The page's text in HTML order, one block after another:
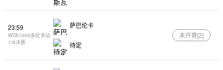
23:59
WTA1000多伦多站
1/8决赛
萨巴伦卡
待定
未开赛[2]